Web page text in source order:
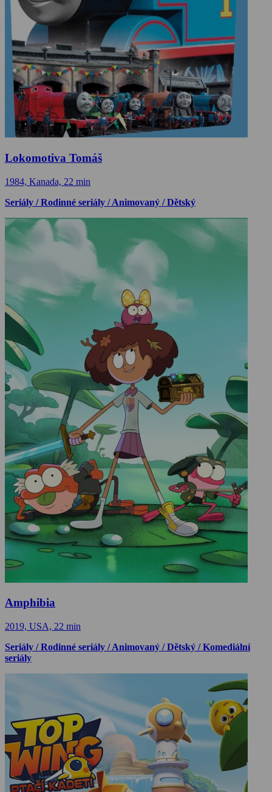
Lokomotiva Tomáš
1984, Kanada, 22 min
Seriály / Rodinné seriály / Animovaný / Dětský
Amphibia
2019, USA, 22 min
Seriály / Rodinné seriály / Animovaný / Dětský / Komediální
seriály